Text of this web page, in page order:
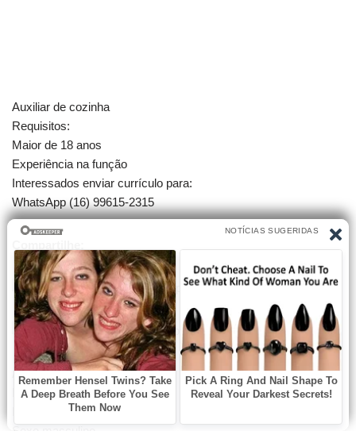
Auxiliar de cozinha
Requisitos:
Maior de 18 anos
Experiência na função
Interessados enviar currículo para:
WhatsApp (16) 99615-2315
Auxiliar de estoque
Requisitos:
Maior de 18 anos